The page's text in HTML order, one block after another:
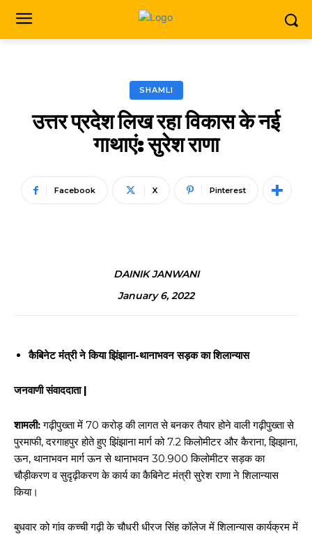
SHAMLI
उत्तर प्रदेश लिख रहा विकास के नई
गाथाएं: सुरेश राणा
Facebook X Pinterest
DAINIK JANWANI
January 6, 2022
कैबिनेट मंंत्री ने किया झिंझाना-थाना​भवन सड़क का शिलान्यास
जनवाणी संवाददाता |
शामली:गढ़ीपुख्ता में 70 करोड़ की लागत से बनकर तैयार होने वाली गढ़ीपुख्ता से
पुरमाफी, दरगाहपुर होते हुए झिंझाना मार्ग को 7.2 किलोमीटर और कैराना, झिझाना,
ऊन, थानाभवन मार्ग ऊन से थानाभवन 30.900 किलोमीटर सड़क का
चौड़ीकरण व सुदृढ़ीकरण के कार्य का कैबिनेट मंत्री सुरेश राणा ने शिलान्यास
किया।
बुधवार को गांव कच्ची गढ़ी के चौधरी धीरज सिंह कॉलेज में शिलान्यास कार्यक्रम में